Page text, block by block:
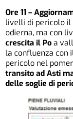
Ore 11 –
livelli di pericolo il
odierna, ma con
crescita il Poa
la confluenza con
pericolo nel
transito ad Asti
delle soglie di